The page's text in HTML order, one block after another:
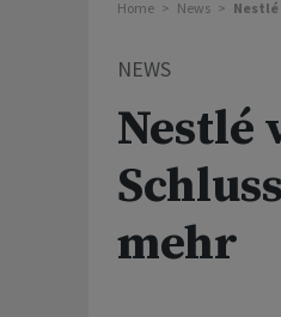
Home News Nestlé
NEWS
Nestlé
mehr